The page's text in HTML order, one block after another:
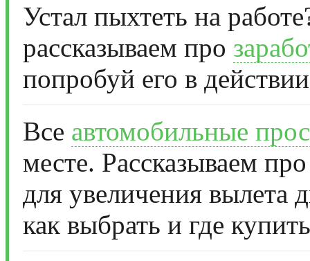
Устал пыхтеть на
рассказываем про
попробуй его в
Все автомобильные
месте. Рассказываем
для увеличения вылета
как выбрать и где